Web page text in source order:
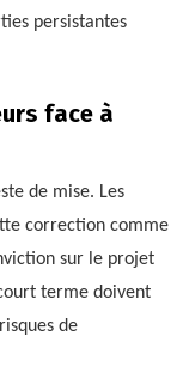
persistantes
face à
de mise. Les
correction comme
sur le projet
terme doivent
de